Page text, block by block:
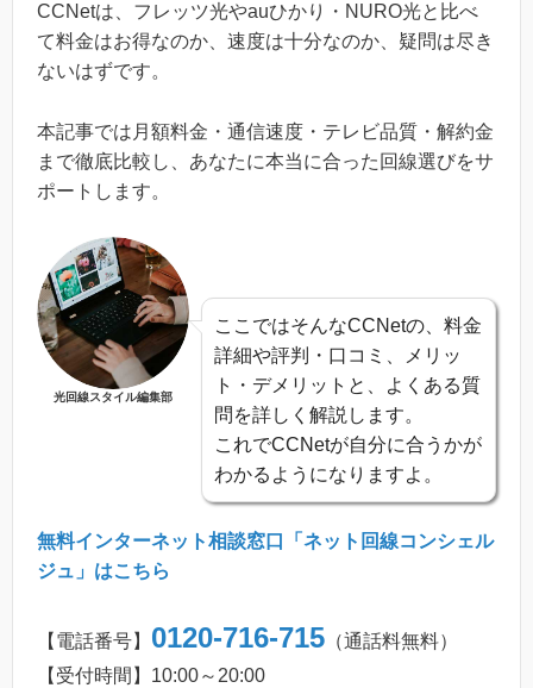
CCNetは、フレッツ光やauひかり・NURO光と比べ
て料金はお得なのか、速度は十分なのか、疑問は尽き
ないはずです。
本記事では月額料金・通信速度・テレビ品質・解約金
まで徹底比較し、あなたに本当に合った回線選びをサ
ポートします。
光回線スタイル編集部
ここではそんなCCNetの、料金
詳細や評判・口コミ、メリッ
ト・デメリットと、よくある質
問を詳しく解説します。
これでCCNetが自分に合うかが
わかるようになりますよ。
無料インターネット相談窓口「ネット回線コンシェル
ジュ」はこちら
【電話番号】 0120-716-715 （通話料無料）
【受付時間】10:00～20:00